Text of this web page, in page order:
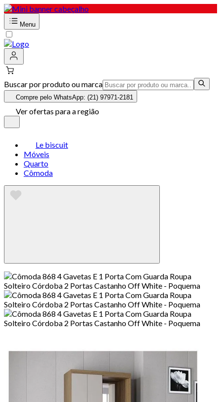
Menu
Buscar por produto ou marca
Compre pelo WhatsApp: (21) 97971-2181
Ver ofertas para a região
Le biscuit
Móveis
Quarto
Cômoda